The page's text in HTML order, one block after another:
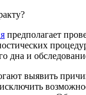
предполагает
дна и
выявить